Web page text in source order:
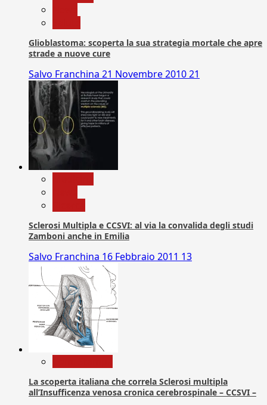
Glioblastoma: scoperta la sua strategia mortale che apre
strade a nuove cure
Salvo Franchina 21 Novembre 201021
Sclerosi Multipla e CCSVI: al via la convalida degli studi
Zamboni anche in Emilia
Salvo Franchina 16 Febbraio 2011 13
La scoperta italiana che correla Sclerosi multipla
all’Insufficenza venosa cronica cerebrospinale – CCSVI –